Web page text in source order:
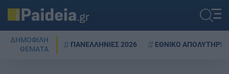
ΔΗΜΟΦΙΛΗ
ΘΕΜΑΤΑ
ΠΑΝΕΛΛΗΝΙΕΣ 2026 ΕΘΝΙΚΟ ΑΠΟΛΥΤΗΡΙΟ